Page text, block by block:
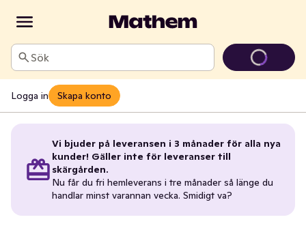
Sök
Logga in Skapa konto
Vi bjuder på leveransen i 3 månader för alla nya
kunder! Gäller inte för leveranser till
skärgården.
Nu får du fri hemleverans i tre månader så länge du
handlar minst varannan vecka. Smidigt va?